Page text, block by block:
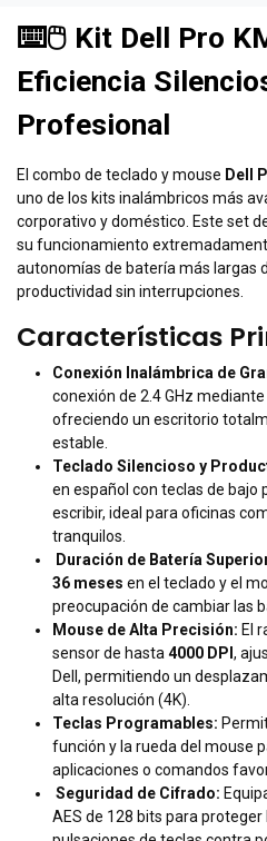
⌨️🖱️ Kit Dell Pro
Eficiencia
Profesional
El combo de teclado y mouse Dell
uno de los kits inalámbricos más
corporativo y doméstico. Este set
su funcionamiento
autonomías de batería más largas
productividad sin interrupciones.
Características
Conexión Inalámbrica de
conexión de 2.4 GHz
ofreciendo un escritorio
estable.
Teclado Silencioso y
en español con teclas de bajo
escribir, ideal para oficinas
tranquilos.
Duración de Batería
36 meses en el teclado y el
preocupación de cambiar las
Mouse de Alta Precisión: El
sensor de hasta 4000 DPI,
Dell, permitiendo un
alta resolución (4K).
Teclas Programables:
función y la rueda del mouse
aplicaciones o comandos
Seguridad de Cifrado:
AES de 128 bits para